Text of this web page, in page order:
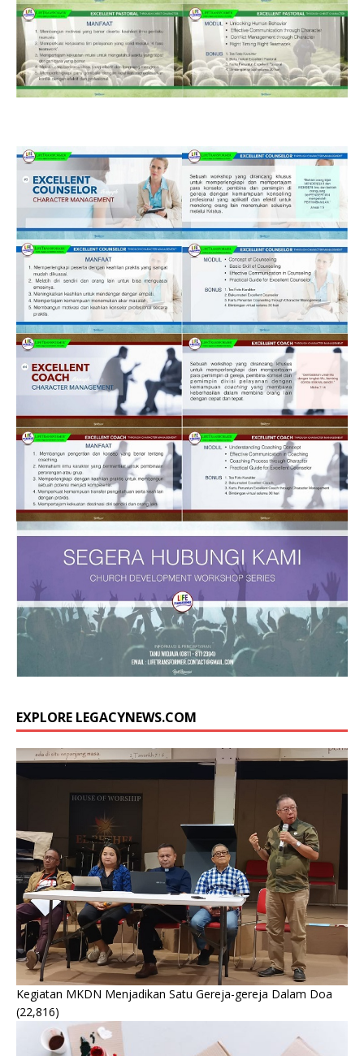
EXPLORE LEGACYNEWS.COM
Kegiatan MKDN Menjadikan Satu Gereja-gereja Dalam Doa
(22,816)